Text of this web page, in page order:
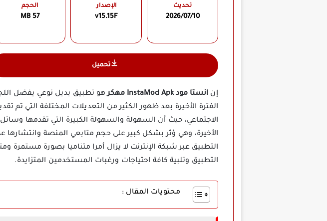
تحديث
2026/07/10
الإصدار
v15.15F
الحجم
57 MB
تحميل
إن انستا مود InstaMod Apk مهكر
هو تطبيق بديل نوعي يفضل
الفترة الأخيرة بعد ظهور الكثير من التعديلات المختلفة التي
الاجتماعي، حيث أن السهولة والسهولة الكبيرة التي تقدمها
الأخيرة، وهي ؤثر بشكل كبير على حجم متابعي المنصة وانتشارها
التطبيق عبر شبكة الإنترنت لا يزال أمرا متناميا بصورة مستمرة
التطبيق وتلبية كافة احتياجات ورغبات المستخدمين المتزايدة.
محتويات المقال :